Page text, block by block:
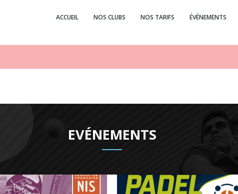
ACCUEIL NOS CLUBS NOS TARIFS ÉVÉNEMENTS
EVÉNEMENTS